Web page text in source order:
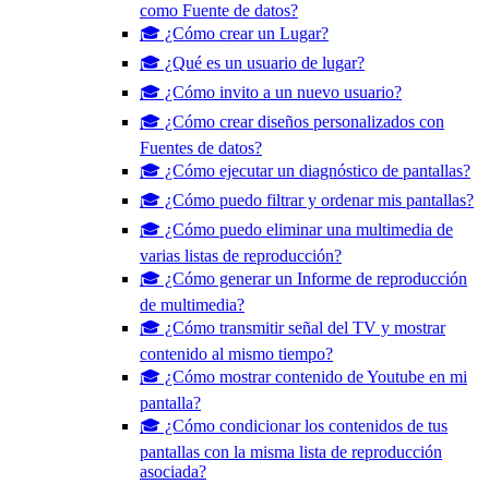
como Fuente de datos?
🎓 ¿Cómo crear un Lugar?
🎓 ¿Qué es un usuario de lugar?
🎓 ¿Cómo invito a un nuevo usuario?
🎓 ¿Cómo crear diseños personalizados con
Fuentes de datos?
🎓 ¿Cómo ejecutar un diagnóstico de pantallas?
🎓 ¿Cómo puedo filtrar y ordenar mis pantallas?
🎓 ¿Cómo puedo eliminar una multimedia de
varias listas de reproducción?
🎓 ¿Cómo generar un Informe de reproducción
de multimedia?
🎓 ¿Cómo transmitir señal del TV y mostrar
contenido al mismo tiempo?
🎓 ¿Cómo mostrar contenido de Youtube en mi
pantalla?
🎓 ¿Cómo condicionar los contenidos de tus
pantallas con la misma lista de reproducción
asociada?